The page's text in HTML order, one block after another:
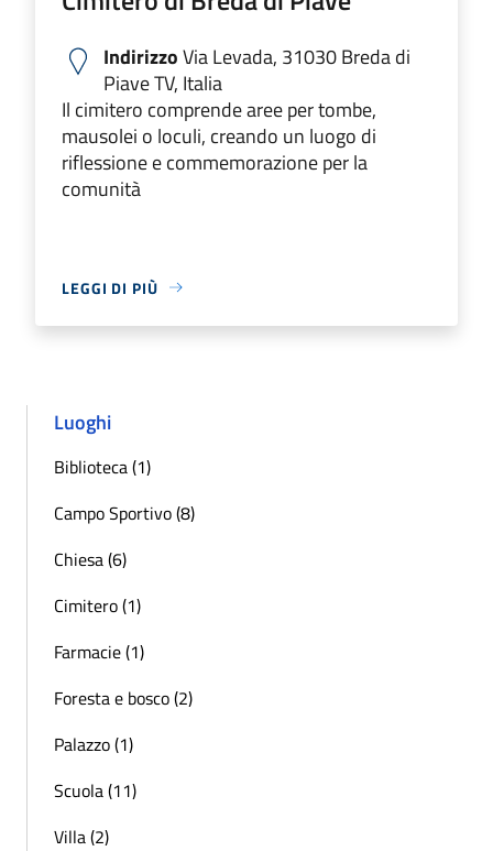
IndirizzoVia Levada, 31030 Breda di
Piave TV, Italia
Il cimitero comprende aree per tombe,
mausolei o loculi, creando un luogo di
riflessione e commemorazione per la
comunità
LEGGI DI PIÙ
Luoghi
Biblioteca (1)
Campo Sportivo (8)
Chiesa (6)
Cimitero (1)
Farmacie (1)
Foresta e bosco (2)
Palazzo (1)
Scuola (11)
Villa (2)